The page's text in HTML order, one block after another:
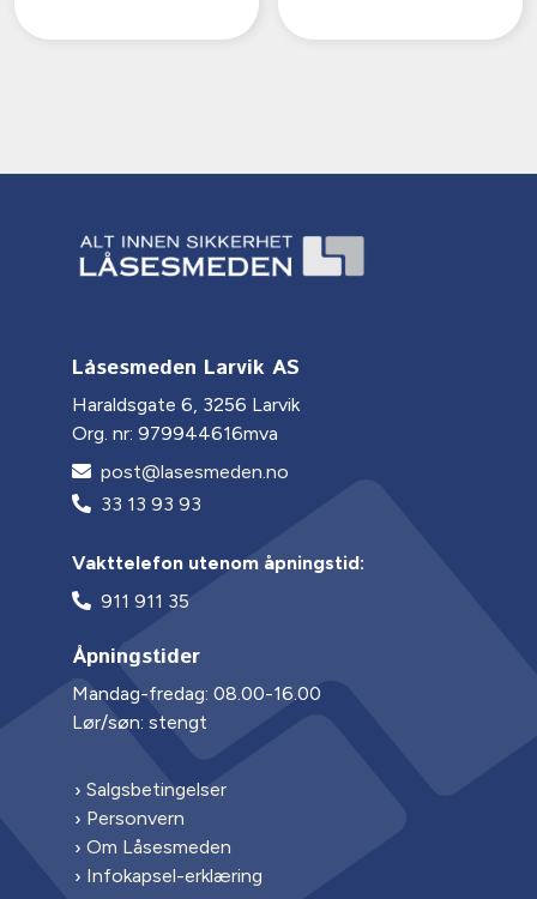
Låsesmeden Larvik AS
Haraldsgate 6, 3256 Larvik
Org. nr: 979944616mva
post@lasesmeden.no
33 13 93 93
Vakttelefon utenom åpningstid:
911 911 35
Åpningstider
Mandag-fredag: 08.00-16.00
Lør/søn: stengt
Salgsbetingelser
Personvern
Om Låsesmeden
Infokapsel-erklæring